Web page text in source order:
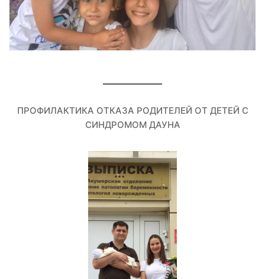
ПРОФИЛАКТИКА ОТКАЗА РОДИТЕЛЕЙ ОТ ДЕТЕЙ С
СИНДРОМОМ ДАУНА